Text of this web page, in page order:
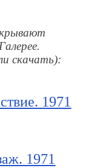
скачать):
1971
1971